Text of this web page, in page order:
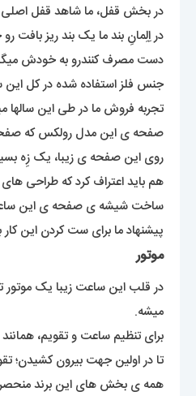
در بخش قفل، ما شاهد قفل اصلی
دست مصرف کنندرو به خودش
جنس فلز استفاده شده در کل
تجربه فروش ما در طی این سالها
صفحه ی این مدل رولکس که
روی این صفحه ی زیبا، یک زِه
هم باید اعتراف کرد که طراحی
ساخت شیشه ی صفحه ی این
پیشنهاد ما برای ست کردن این
موتور
در قلب این ساعت زیبا یک موتور
میشه.
برای تنظیم ساعت و تقویم،
تا در اولین جهت بیرون کشیدن؛
همه ی بخش های این برند منحصر